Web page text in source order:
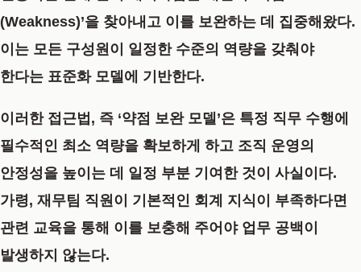
(Weakness)’을 찾아내고 이를 보완하는 데 집중해왔다.
이는 모든 구성원이 일정한 수준의 역량을 갖춰야
한다는 표준화 모델에 기반한다.
이러한 접근법, 즉 ‘약점 보완 모델’은 특정 직무 수행에
필수적인 최소 역량을 확보하게 하고 조직 운영의
안정성을 높이는 데 일정 부분 기여한 것이 사실이다.
가령, 재무팀 직원이 기본적인 회계 지식이 부족하다면
관련 교육을 통해 이를 보충해 주어야 업무 공백이
발생하지 않는다.